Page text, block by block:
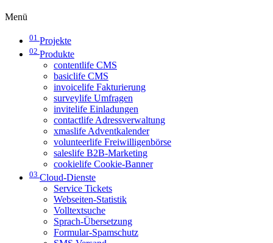
Menü
01 Projekte
02 Produkte
contentlife CMS
basiclife CMS
invoicelife Fakturierung
surveylife Umfragen
invitelife Einladungen
contactlife Adressverwaltung
xmaslife Adventkalender
volunteerlife Freiwilligenbörse
saleslife B2B-Marketing
cookielife Cookie-Banner
03 Cloud-Dienste
Service Tickets
Webseiten-Statistik
Volltextsuche
Sprach-Übersetzung
Formular-Spamschutz